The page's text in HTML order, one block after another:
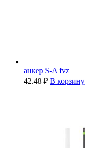
анкер S-A fvz
42.48 ₽ В корзину